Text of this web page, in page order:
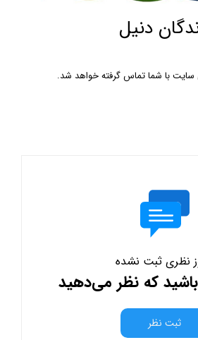
دنیل
سایت با شما تماس گرفته خواهد شد.
نظری ثبت نشده
که نظر می‌دهید
ثبت نظر